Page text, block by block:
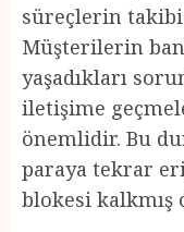
süreçlerin
Müşterilerin
yaşadıkları
iletişime
önemlidir. Bu
paraya tekrar
blokesi kalkmış